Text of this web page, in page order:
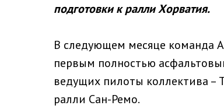
подготовки к ралли Хорватия.
В следующем месяце команда
первым полностью
ведущих пилоты коллектива –
ралли Сан-Ремо.